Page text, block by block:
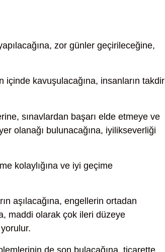
zor günler geçirileceğine,
içinde kavuşulacağına, insanların takdir
sınavlardan başarı elde etmeye ve
olanağı bulunacağına, iyilikseverliği
kolaylığına ve iyi geçime
aşılacağına, engellerin ortadan
maddi olarak çok ileri düzeye